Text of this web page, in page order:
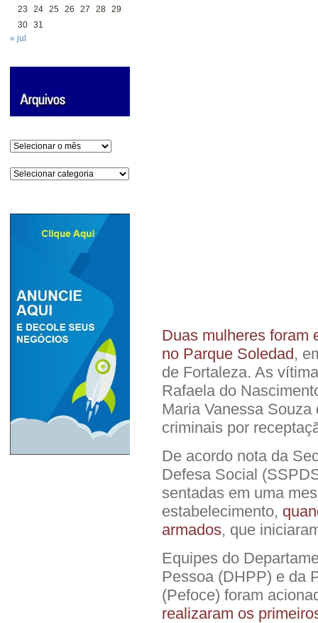
23
24 25 26 27 28 29
30 31
« jul
Arquivos
Categorias
Duas mulheres foram
no Parque Soledad,
de Fortaleza. As
Rafaela do
Maria Vanessa
criminais por
De acordo nota da
Defesa Social
sentadas em uma
estabelecimento,
armados, que
Equipes do
Pessoa (DHPP) e da
(Pefoce) foram
realizaram os